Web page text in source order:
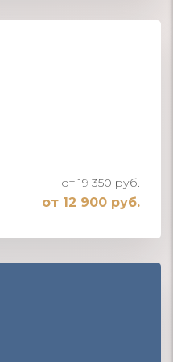
от 19 350 руб.
от 12 900 руб.